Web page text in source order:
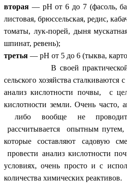
вторая — рН от 6 до 7 (фасоль,
листовая, брюссельская, редис,
томаты, лук-порей, дыня
шпинат, ревень);
третья — рН от 5 до 6 (тыква,
В своей практической
сельского хозяйства сталкиваются
анализ кислотности почвы, с
кислотности земли. Очень часто,
либо вообще не
рассчитывается опытным путем,
которые составляют садовую
провести анализ кислотности
условиях, очень просто и с
количества химических реактивов.